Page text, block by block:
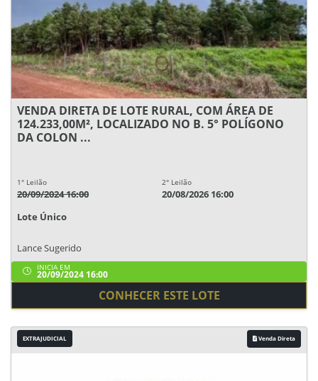
VENDA DIRETA DE LOTE RURAL, COM ÁREA DE
124.233,00M², LOCALIZADO NO B. 5° POLÍGONO
DA COLON ...
1° Leilão
20/09/2024 16:00
2° Leilão
20/08/2026 16:00
Lote Único
Lance Sugerido
INICIA EM
20/09/2024 16:00
CONHECER ESTE LOTE
EXTRAJUDICIAL Venda Direta